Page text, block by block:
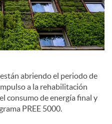
abriendo el periodo de
a la rehabilitación
consumo de energía final y
PREE 5000.